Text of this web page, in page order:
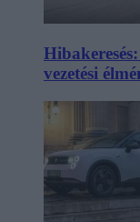
vezetési